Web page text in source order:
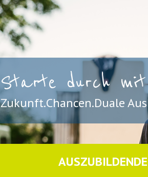
Starte durch mit
Zukunft.Chancen.Duale
AUSZUBILDENDE